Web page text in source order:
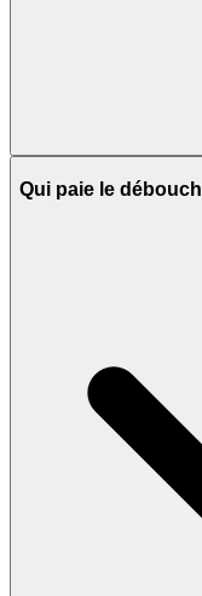
Qui paie le